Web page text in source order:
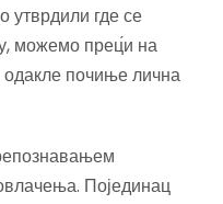
утврдили где се
можемо прец́и на
почиње лична
Појединац